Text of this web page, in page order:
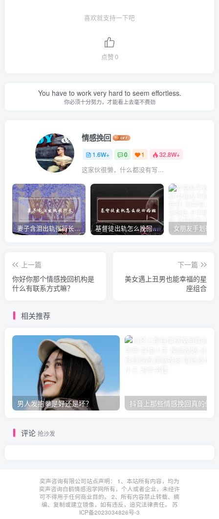
喜欢就支持一下吧
点赞0
You have to work very hard to seem effortless.
你必须十分努力，才能看上去毫不费劲
情感挽回
1.6W+ 0 1 32.8W+
这家伙很懒，什么都没有写...
妻子含泪出轨张行长 她说全都是因为家中 基督徒出轨怎么挽回婚姻(基督徒面对出轨婚姻)
上一篇
你好你那个情感挽回机构是
什么有联系方式嘛？
下一篇
美女遇上丑男也能幸福的星
座组合
相关推荐
男人发抱拳是好还是坏？ 抖音上那些情感挽回真的假的
评论 抢沙发
奕声咨询有限公司站点声明： 1、本站所有内容，均为
奕声咨询白鹤情感泡学网所有，个人或者企业，未经许
可不得用于任何商业目的。 2、所有内容禁止转载、摘
编、复制或建立镜像，如有违反，追究法律责任。 苏
ICP备2023034826号-3